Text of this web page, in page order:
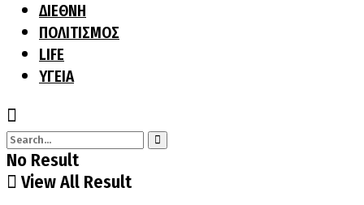
ΔΙΕΘΝΗ
ΠΟΛΙΤΙΣΜΟΣ
LIFE
ΥΓΕΙΑ
No Result
View All Result